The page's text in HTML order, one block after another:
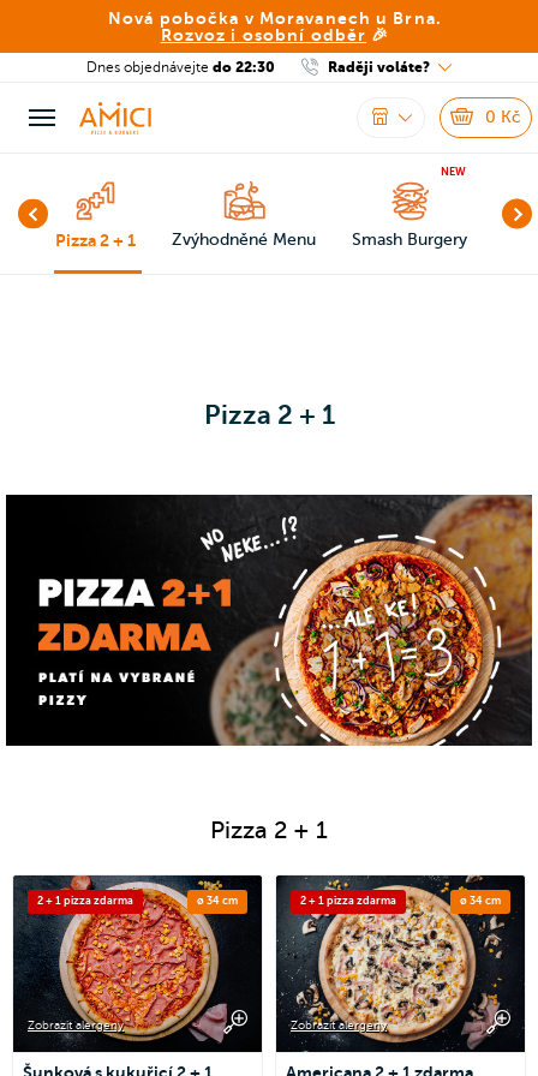
Nová pobočka v Moravanech u Brna.
Rozvoz i osobní odběr 🎉
Dnes objednávejte do 22:30 Raději voláte?
0 Kč
Pizza 2 + 1 Zvýhodněné Menu Smash Burgery
NEW
Pizza 2 + 1
Pizza 2 + 1
2 + 1 pizza zdarma ø 34 cm
Zobrazit alergeny
2 + 1 pizza zdarma ø 34 cm
Zobrazit alergeny